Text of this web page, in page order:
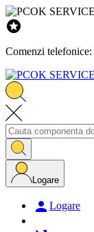

Comenzi telefonice:
Logare
 Logare